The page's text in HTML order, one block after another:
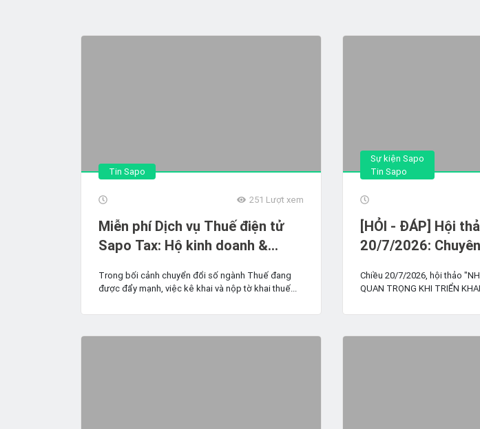
Tin Sapo
251 Lượt xem
Miễn phí Dịch vụ Thuế điện tử
Sapo Tax: Hộ kinh doanh &
nhanh chóng, chính xác
Trong bối cảnh chuyển đổi số ngành Thuế đang
được đẩy mạnh, việc kê khai và nộp tờ khai thuế...
Sự kiện Sapo
Tin Sapo
[HỎI - ĐÁP] Hội
20/7/2026:
điện tử cho hộ
Chiều 20/7/2026, hội thảo
QUAN TRỌNG KHI TRIỂN